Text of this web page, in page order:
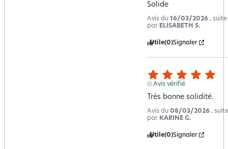
Solide
Avis du 16/03/2026 ,
par ELISABETH S.
Utile(0)Signaler
Avis vérifié
Très bonne solidité.
Avis du 08/03/2026 ,
par KARINE G.
Utile(0)Signaler